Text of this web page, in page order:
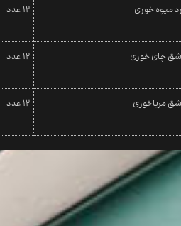
میوه خوری 12 عدد
چای خوری 12 عدد
مرباخوری 12 عدد